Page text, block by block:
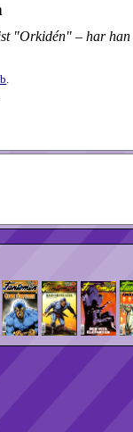
"Orkidén" – har han
.